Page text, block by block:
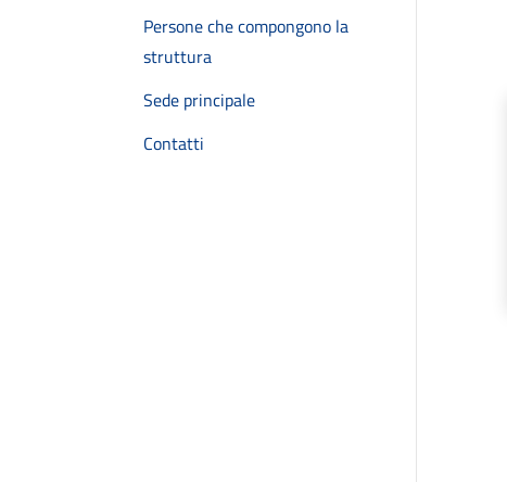
Persone che compongono la
struttura
Sede principale
Contatti